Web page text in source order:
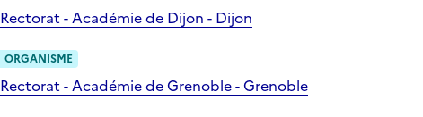
Rectorat - Académie de Dijon - Dijon
ORGANISME
Rectorat - Académie de Grenoble - Grenoble